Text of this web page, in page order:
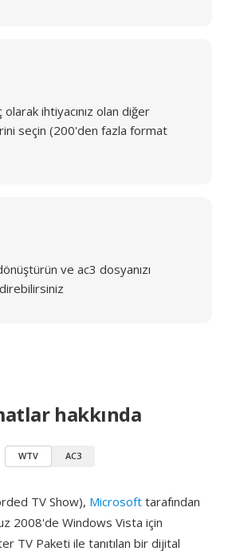
ihtiyacınız olan diğer
seçin (200'den fazla format
ve ac3 dosyanızı
hakkında
WTV AC3
TV Show), Microsoft tarafından
2008'de Windows Vista için
TV Paketi ile tanıtılan bir dijital